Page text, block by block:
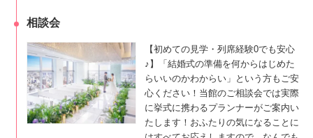
相談会
【初めての見学・列席経験0でも安心
♪】「結婚式の準備を何からはじめた
らいいのかわからい」という方もご安
心ください！当館のご相談会では実際
に挙式に携わるプランナーがご案内い
たします！おふたりの気になることに